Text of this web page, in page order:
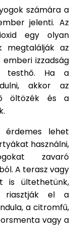
számára a
jelenti. Az
egy olyan
megtalálják az
izzadság
testhő. Ha a
akkor az
öltözék és a
érdemes lehet
használni,
zavaró
A terasz vagy
is ültethetünk,
riasztják el a
a citromfű,
vagy a